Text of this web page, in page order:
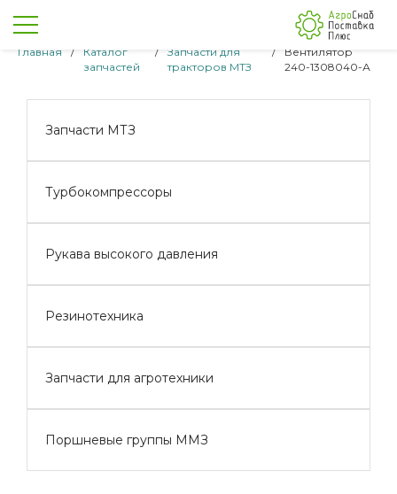
Главная /
Каталог
запчастей
/
Запчасти для
тракторов МТЗ
/
Вентилятор
240-1308040-А
Запчасти МТЗ
Турбокомпрессоры
Рукава высокого давления
Резинотехника
Запчасти для агротехники
Поршневые группы ММЗ